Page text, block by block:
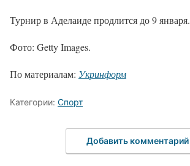
Турнир в Аделаиде продлится до 9 января.
Фото: Getty Images.
По материалам: Укринформ
Категории: Спорт
Добавить комментарий